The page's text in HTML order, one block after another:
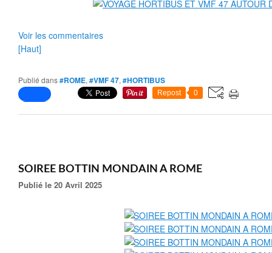
Voir les commentaires
[Haut]
Publié dans#ROME, #VMF 47, #HORTIBUS
Repost 0
SOIREE BOTTIN MONDAIN A ROME
Publié le 20 Avril 2025